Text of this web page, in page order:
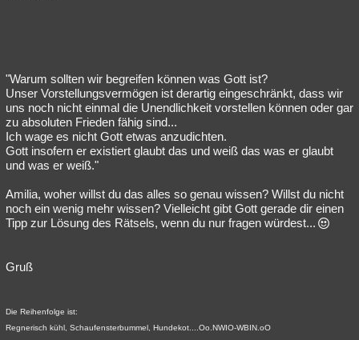
"Warum sollten wir begreifen können was Gott ist?
Unser Vorstellungsvermögen ist derartig eingeschränkt, dass wir
uns noch nicht einmal die Unendlichkeit vorstellen können oder gar
zu absoluten Frieden fähig sind...
Ich wage es nicht Gott etwas anzudichten.
Gott insofern er existiert glaubt das und weiß das was er glaubt
und was er weiß."
Amilia, woher willst du das alles so genau wissen? Willst du nicht
noch ein wenig mehr wissen? Vielleicht gibt Gott gerade dir einen
Tipp zur Lösung des Rätsels, wenn du nur fragen würdest...
Gruß
Die Reihenfolge ist:
Regnerisch kühl, Schaufensterbummel, Hundekot....Oo.NWIO-WBIN.oO